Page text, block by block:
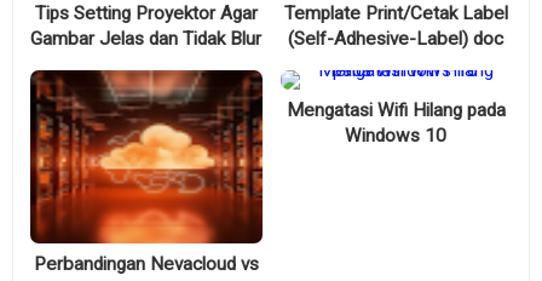
Tips Setting Proyektor Agar
Gambar Jelas dan Tidak Blur
Template Print/Cetak Label
(Self-Adhesive-Label) doc
Perbandingan Nevacloud vs
Mengatasi Wifi Hilang pada
Windows 10